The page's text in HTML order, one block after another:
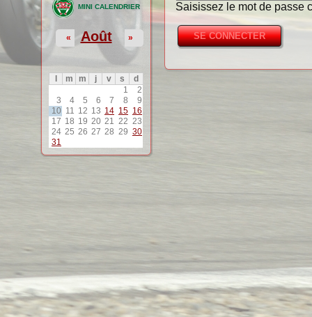
MINI CALENDRIER
Août
« »
m m j v s
d
1
2
3
4 5 6 7 8
9
10 11 12 13 14 15 16
17 18 19 20 21 22 23
24 25 26 27 28 29 30
31
Saisissez le mot de passe